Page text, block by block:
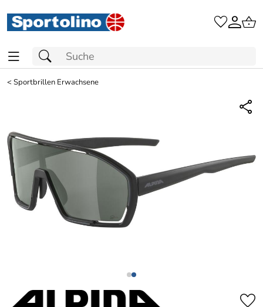
<Sportbrillen Erwachsene